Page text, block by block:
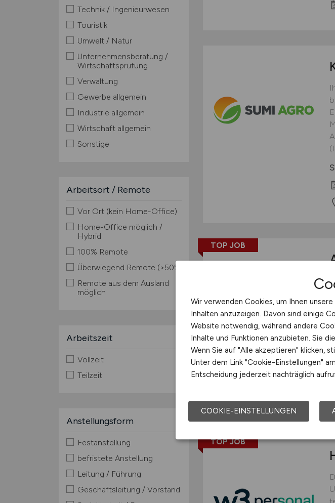
Technik / Ingenieurwesen
Touristik
Umwelt / Natur
Unternehmensberatung /
Wirtschaftsprüfung
Verwaltung
Gewerbe allgemein
Industrie allgemein
Wirtschaft allgemein
Sonstige
Arbeitsort / Remote
Vor Ort (kein Home-Office)
Home-Office möglich /
Hybrid
100% Remote
Überwiegend Remote (>50%)
Remote aus dem Ausland
möglich
Arbeitszeit
Vollzeit
Teilzeit
Anstellungsform
Festanstellung
befristete Anstellung
Leitung / Führung
Geschäftsleitung / Vorstand
TOP JOB
TOP JOB
Wir verwenden Cookies, um Ihnen
Inhalten anzuzeigen. Davon sind einige
Website notwendig, während andere
Inhalte und Funktionen anzubieten. Sie
Wenn Sie auf "Alle akzeptieren" klicken,
Unter dem Link "Cookie-Einstellungen"
Entscheidung jederzeit nachträglich
COOKIE-EINSTELLUNGEN